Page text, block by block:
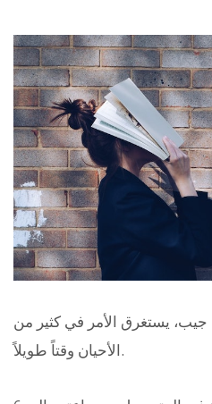
جيب، يستغرق الأمر في كثير من
الأحيان وقتاً طويلاً.